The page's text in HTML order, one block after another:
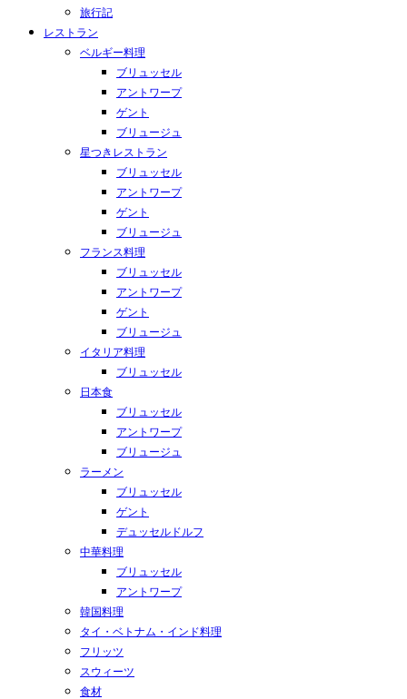
旅行記
レストラン
ベルギー料理
ブリュッセル
アントワープ
ゲント
ブリュージュ
星つきレストラン
ブリュッセル
アントワープ
ゲント
ブリュージュ
フランス料理
ブリュッセル
アントワープ
ゲント
ブリュージュ
イタリア料理
ブリュッセル
日本食
ブリュッセル
アントワープ
ブリュージュ
ラーメン
ブリュッセル
ゲント
デュッセルドルフ
中華料理
ブリュッセル
アントワープ
韓国料理
タイ・ベトナム・インド料理
フリッツ
スウィーツ
食材